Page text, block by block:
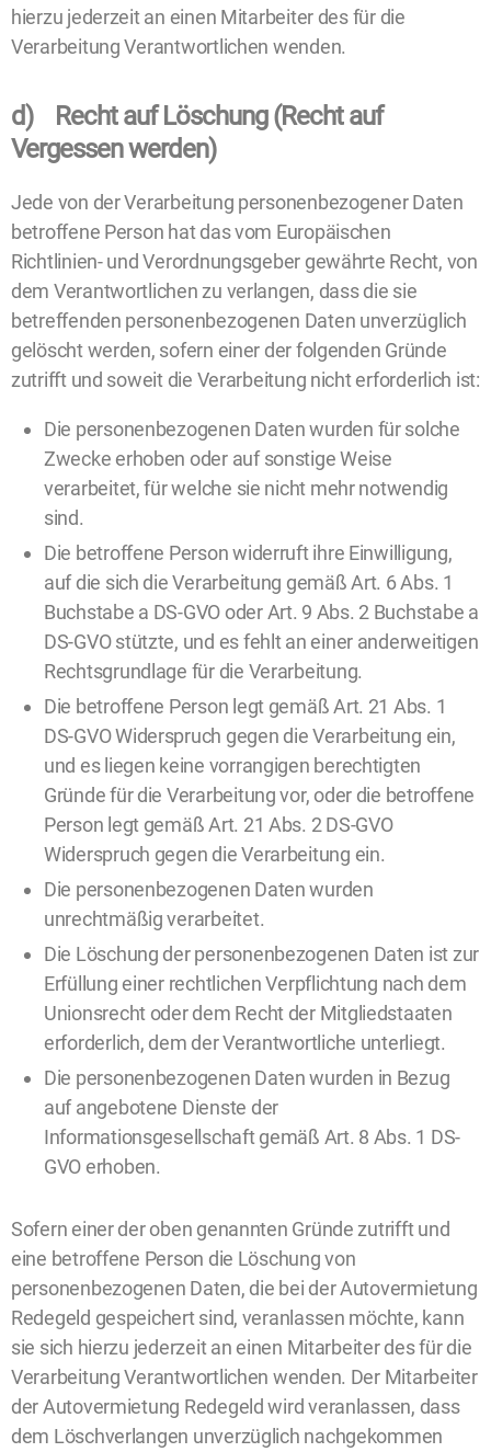
hierzu jederzeit an einen Mitarbeiter des für die
Verarbeitung Verantwortlichen wenden.
d) Recht auf Löschung (Recht auf
Vergessen werden)
Jede von der Verarbeitung personenbezogener Daten
betroffene Person hat das vom Europäischen
Richtlinien- und Verordnungsgeber gewährte Recht, von
dem Verantwortlichen zu verlangen, dass die sie
betreffenden personenbezogenen Daten unverzüglich
gelöscht werden, sofern einer der folgenden Gründe
zutrifft und soweit die Verarbeitung nicht erforderlich ist:
Die personenbezogenen Daten wurden für solche
Zwecke erhoben oder auf sonstige Weise
verarbeitet, für welche sie nicht mehr notwendig
sind.
Die betroffene Person widerruft ihre Einwilligung,
auf die sich die Verarbeitung gemäß Art. 6 Abs. 1
Buchstabe a DS-GVO oder Art. 9 Abs. 2 Buchstabe a
DS-GVO stützte, und es fehlt an einer anderweitigen
Rechtsgrundlage für die Verarbeitung.
Die betroffene Person legt gemäß Art. 21 Abs. 1
DS-GVO Widerspruch gegen die Verarbeitung ein,
und es liegen keine vorrangigen berechtigten
Gründe für die Verarbeitung vor, oder die betroffene
Person legt gemäß Art. 21 Abs. 2 DS-GVO
Widerspruch gegen die Verarbeitung ein.
Die personenbezogenen Daten wurden
unrechtmäßig verarbeitet.
Die Löschung der personenbezogenen Daten ist zur
Erfüllung einer rechtlichen Verpflichtung nach dem
Unionsrecht oder dem Recht der Mitgliedstaaten
erforderlich, dem der Verantwortliche unterliegt.
Die personenbezogenen Daten wurden in Bezug
auf angebotene Dienste der
Informationsgesellschaft gemäß Art. 8 Abs. 1 DS-
GVO erhoben.
Sofern einer der oben genannten Gründe zutrifft und
eine betroffene Person die Löschung von
personenbezogenen Daten, die bei der Autovermietung
Redegeld gespeichert sind, veranlassen möchte, kann
sie sich hierzu jederzeit an einen Mitarbeiter des für die
Verarbeitung Verantwortlichen wenden. Der Mitarbeiter
der Autovermietung Redegeld wird veranlassen, dass
dem Löschverlangen unverzüglich nachgekommen